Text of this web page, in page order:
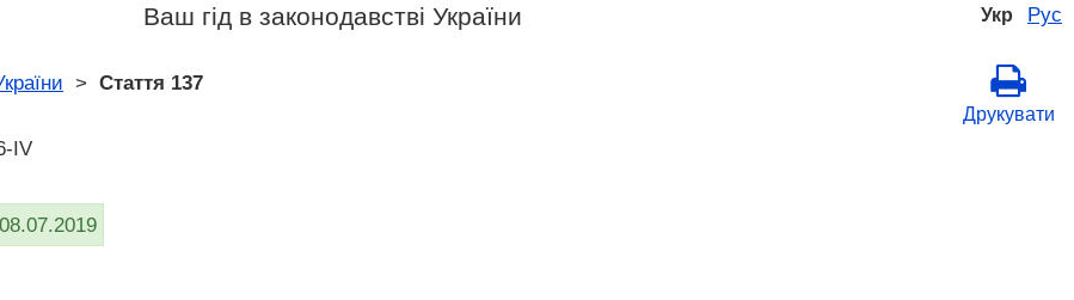
Укр Рус
Ваш гід в законодавстві України
> Стаття 137
Друкувати
IV